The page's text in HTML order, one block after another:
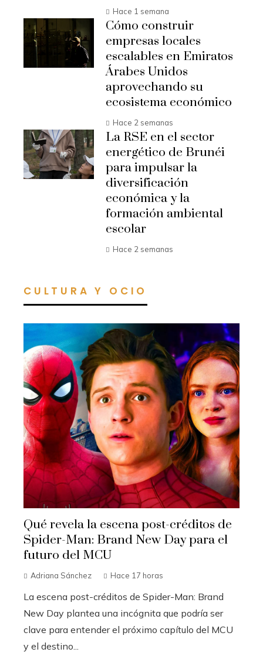
Hace 1 semana
Cómo construir
empresas locales
escalables en Emiratos
Árabes Unidos
aprovechando su
ecosistema económico
Hace 2 semanas
La RSE en el sector
energético de Brunéi
para impulsar la
diversificación
económica y la
formación ambiental
escolar
Hace 2 semanas
CULTURA Y OCIO
Qué revela la escena post-créditos de
Spider-Man: Brand New Day para el
futuro del MCU
Adriana Sánchez Hace 17 horas
La escena post-créditos de Spider-Man: Brand
New Day plantea una incógnita que podría ser
clave para entender el próximo capítulo del MCU
y el destino...